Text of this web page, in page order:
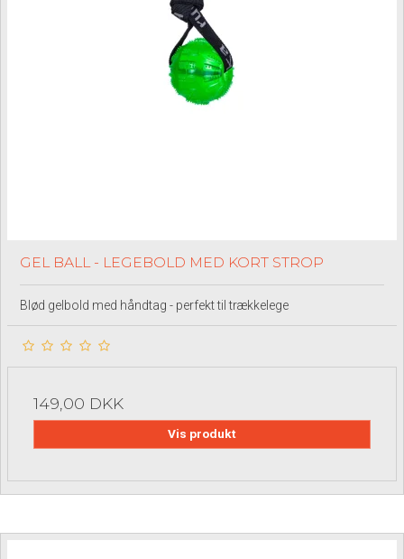
GEL BALL - LEGEBOLD MED KORT STROP
Blød gelbold med håndtag - perfekt til trækkelege
149,00 DKK
Vis produkt